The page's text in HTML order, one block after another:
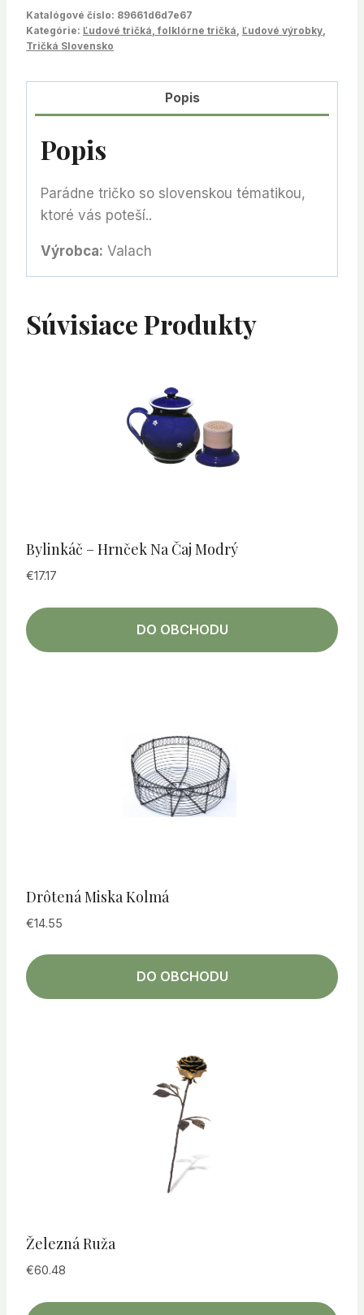
Katalógové číslo: 89661d6d7e67
Kategórie: Ľudové tričká, folklórne tričká, Ľudové výrobky,
Tričká Slovensko
Popis
Popis
Parádne tričko so slovenskou tématikou,
ktoré vás poteší..
Výrobca: Valach
Súvisiace Produkty
Bylinkáč – Hrnček Na Čaj Modrý
€17.17
DO OBCHODU
Drôtená Miska Kolmá
€14.55
DO OBCHODU
Železná Ruža
€60.48